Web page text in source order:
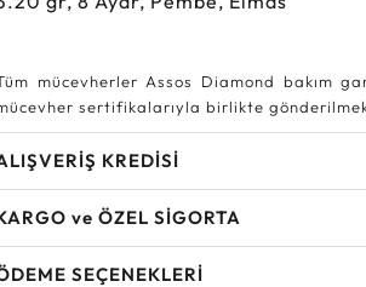
mücevherler Assos Diamond bakım
sertifikalarıyla birlikte
KREDİSİ
ve ÖZEL SİGORTA
SEÇENEKLERİ